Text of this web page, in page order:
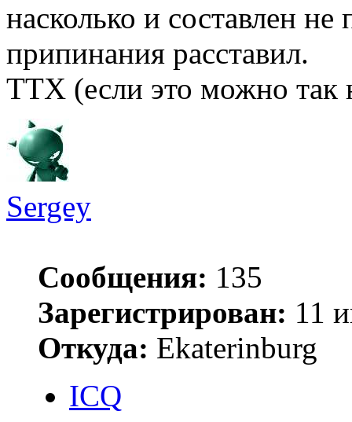
насколько и составлен
припинания расставил.
ТТХ (если это можно так
Sergey
Сообщения: 135
Зарегистрирован: 11
Откуда: Ekaterinburg
ICQ